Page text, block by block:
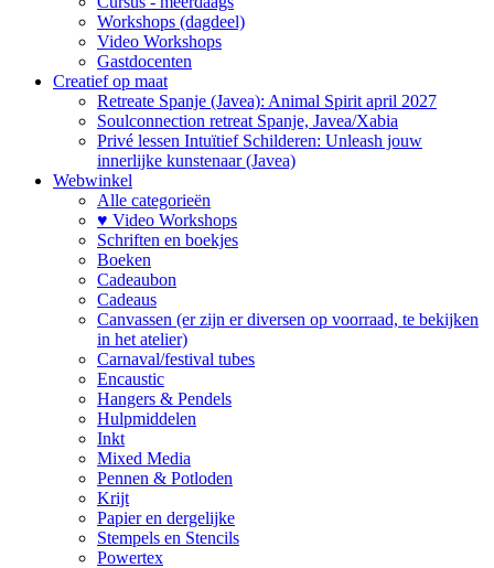
Workshops (dagdeel)
Video Workshops
Gastdocenten
Creatief op maat
Retreate Spanje (Javea): Animal Spirit april 2027
Soulconnection retreat Spanje, Javea/Xabia
Privé lessen Intuïtief Schilderen: Unleash jouw
innerlijke kunstenaar (Javea)
Webwinkel
Alle categorieën
♥ Video Workshops
Schriften en boekjes
Boeken
Cadeaubon
Cadeaus
Canvassen (er zijn er diversen op voorraad, te bekijken
in het atelier)
Carnaval/festival tubes
Encaustic
Hangers & Pendels
Hulpmiddelen
Inkt
Mixed Media
Pennen & Potloden
Krijt
Papier en dergelijke
Stempels en Stencils
Powertex